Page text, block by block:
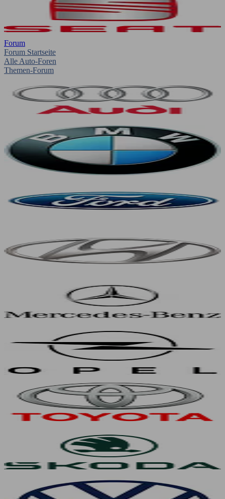
Forum
Forum Startseite
Alle Auto-Foren
Themen-Forum